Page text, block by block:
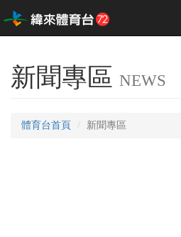
新聞專區 NEWS
體育台首頁 新聞專區